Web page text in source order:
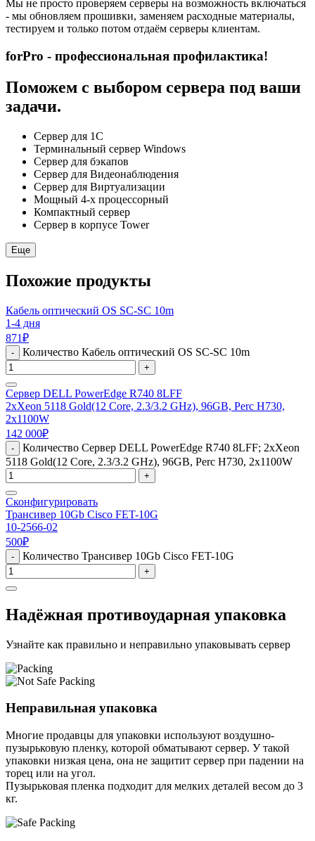
Мы не просто проверяем серверы на возможность включаться
- мы обновляем прошивки, заменяем расходные материалы,
тестируем и только потом отдаём серверы клиентам.
forPro - профессиональная профилактика!
Поможем с выбором сервера под ваши
задачи.
Сервер для 1С
Терминальный сервер Windows
Сервер для бэкапов
Сервер для Видеонаблюдения
Сервер для Виртуализации
Мощный 4-х процессорный
Компактный сервер
Сервер в корпусе Tower
Еще
Похожие продукты
Кабель оптический OS SC-SC 10m
1-4 дня
871₽
- Количество Кабель оптический OS SC-SC 10m
+
Сервер DELL PowerEdge R740 8LFF
2xXeon 5118 Gold(12 Core, 2.3/3.2 GHz), 96GB, Perc H730,
2x1100W
142 000₽
-
Количество Сервер DELL PowerEdge R740 8LFF; 2xXeon
5118 Gold(12 Core, 2.3/3.2 GHz), 96GB, Perc H730, 2x1100W
+
Сконфигурировать
Трансивер 10Gb Cisco FET-10G
10-2566-02
500₽
- Количество Трансивер 10Gb Cisco FET-10G
+
Надёжная противоударная упаковка
Узнайте как правильно и неправильно упаковывать сервер
Неправильная упаковка
Многие продавцы для упаковки используют воздушно-
пузырьковую пленку, которой обматывают сервер. У такой
упаковки низкая цена, она не защитит сервер при падении на
торец или на угол.
Пузырьковая пленка подходит для мелких деталей весом до 3
кг.